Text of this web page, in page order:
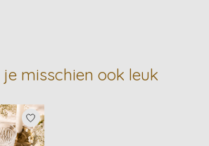
misschien ook leuk